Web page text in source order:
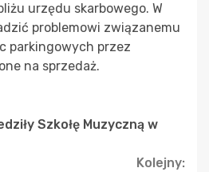
urzędu skarbowego. W
problemowi związanemu
parkingowych przez
na sprzedaż.
Szkołę Muzyczną w
Kolejny: